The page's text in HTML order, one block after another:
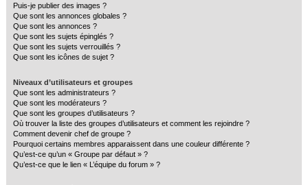
Puis-je publier des images ?
Que sont les annonces globales ?
Que sont les annonces ?
Que sont les sujets épinglés ?
Que sont les sujets verrouillés ?
Que sont les icônes de sujet ?
Niveaux d’utilisateurs et groupes
Que sont les administrateurs ?
Que sont les modérateurs ?
Que sont les groupes d’utilisateurs ?
Où trouver la liste des groupes d’utilisateurs et comment les rejoindre ?
Comment devenir chef de groupe ?
Pourquoi certains membres apparaissent dans une couleur différente ?
Qu’est-ce qu’un « Groupe par défaut » ?
Qu’est-ce que le lien « L’équipe du forum » ?